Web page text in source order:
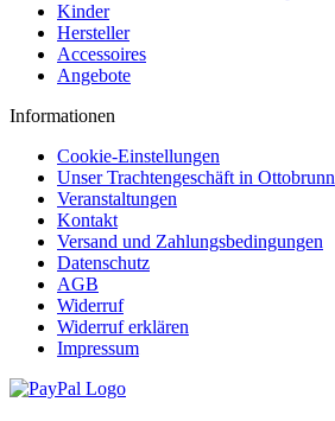
Kinder
Hersteller
Accessoires
Angebote
Informationen
Cookie-Einstellungen
Unser Trachtengeschäft in Ottobrunn
Veranstaltungen
Kontakt
Versand und Zahlungsbedingungen
Datenschutz
AGB
Widerruf
Widerruf erklären
Impressum